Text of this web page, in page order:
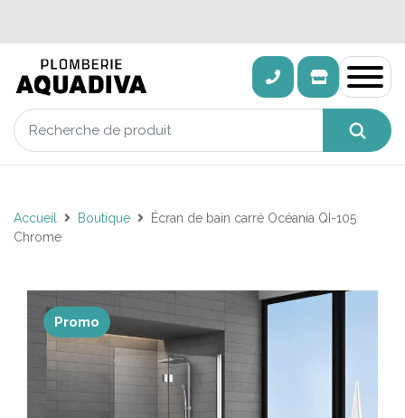
Accueil Boutique
Écran de bain carré Océania QI-105
Chrome
Promo